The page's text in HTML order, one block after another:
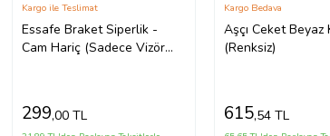
Essafe Braket Siperlik -
Cam Hariç (Sadece Vizör
Kargo ile Teslimat
299,00 TL
Aşçı Ceket Beyaz
(Renksiz)
Kargo Bedava
615,54 TL